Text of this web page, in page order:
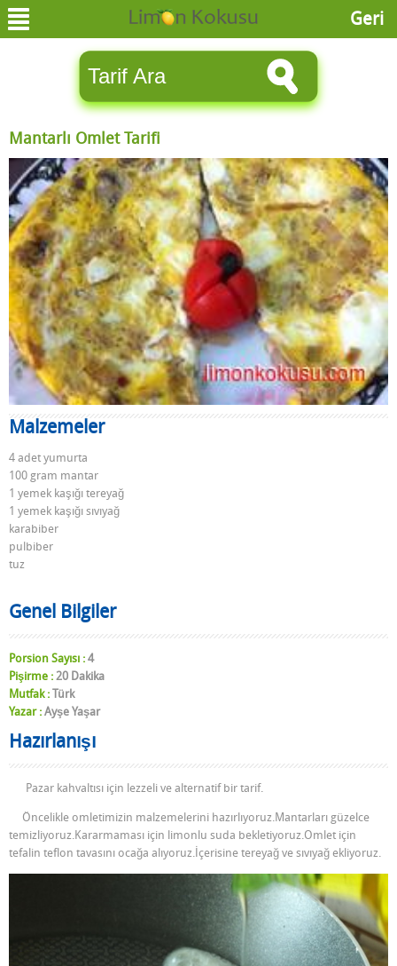
Geri
Mantarlı Omlet Tarifi
Malzemeler
4 adet yumurta
100 gram mantar
1 yemek kaşığı tereyağ
1 yemek kaşığı sıvıyağ
karabiber
pulbiber
tuz
Genel Bilgiler
Porsion Sayısı : 4
Pişirme : 20 Dakika
Mutfak : Türk
Yazar : Ayşe Yaşar
Hazırlanışı
Pazar kahvaltısı için lezzeli ve alternatif bir tarif.
Öncelikle omletimizin malzemelerini hazırlıyoruz.Mantarları güzelce
temizliyoruz.Kararmaması için limonlu suda bekletiyoruz.Omlet için
tefalin teflon tavasını ocağa alıyoruz.İçerisine tereyağ ve sıvıyağ ekliyoruz.